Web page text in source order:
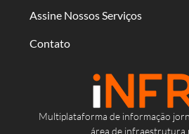
Multiplataforma de informação
área de infraestrutura
Assine Nossos Serviços
Contato